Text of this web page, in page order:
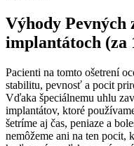
Výhody Pevných
implantátoch (za
Pacienti na tomto ošetrení
stabilitu, pevnosť a pocit
Vďaka špeciálnemu uhlu
implantátov, ktoré
šetríme aj čas, peniaze a
nemôžeme ani na ten pocit,